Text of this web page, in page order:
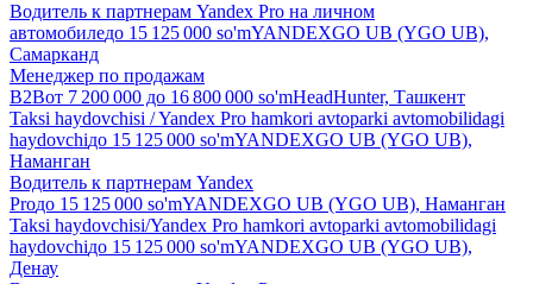
Водитель к партнерам Yandex Pro на личном
автомобиледо 15 125 000 so'mYANDEXGO UB (YGO UB),
Самарканд
Менеджер по продажам
B2Bот 7 200 000 до 16 800 000 so'mHeadHunter, Ташкент
Taksi haydovchisi / Yandex Pro hamkori avtoparki avtomobilidagi
haydovchiдо 15 125 000 so'mYANDEXGO UB (YGO UB),
Наманган
Водитель к партнерам Yandex
Proдо 15 125 000 so'mYANDEXGO UB (YGO UB), Наманган
Taksi haydovchisi/Yandex Pro hamkori avtoparki avtomobilidagi
haydovchiдо 15 125 000 so'mYANDEXGO UB (YGO UB),
Денау